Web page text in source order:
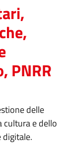
PNRR
delle
cultura e dello